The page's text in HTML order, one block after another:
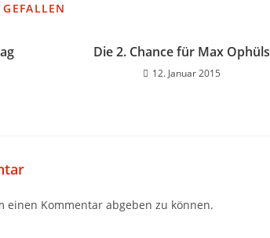
Die 2. Chance für Max Ophüls
12. Januar 2015
einen Kommentar abgeben zu können.